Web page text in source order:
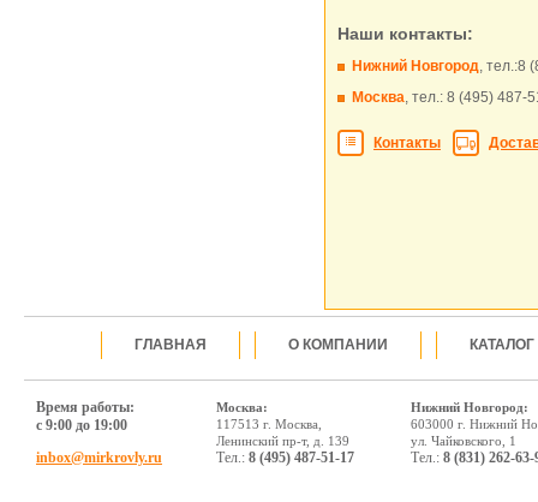
Наши контакты:
Нижний Новгород, тел.:8
Москва, тел.: 8 (495) 487-
Контакты
ГЛАВНАЯ О КОМПАНИИ КАТАЛОГ
Время работы:
с 9:00 до 19:00
inbox@mirkrovly.ru
Москва:
117513 г. Москва,
Ленинский пр-т, д. 139
Тел.: 8 (495) 487-51-17
Нижний Новгород:
603000 г. Нижний
ул. Чайковского, 1
Тел.:8 (831) 262-63-